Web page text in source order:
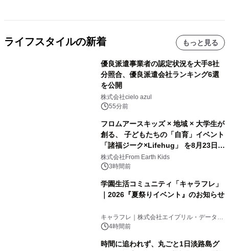
ライフスタイルの新着 もっと見る
優良派遣事業者の認定状況を大手8社
分照合、優良派遣会社ランキング6選
を公開
株式会社cielo azul
55分前
フロムアースキッズ × 地域 × 大学生が
創る、 子どもたちの「自育」イベント
「諸福ジーク×Lifehug」 を8月23日
(日)開催
株式会社From Earth Kids
3時間前
学園生活コミュニティ「キャラフレ」
｜2026『夏祭りイベント』のお知らせ
キャラフレ｜株式会社エイプリル・データ・
デザインズ
4時間前
時間に追われず、丸ごと1日淡路島グ